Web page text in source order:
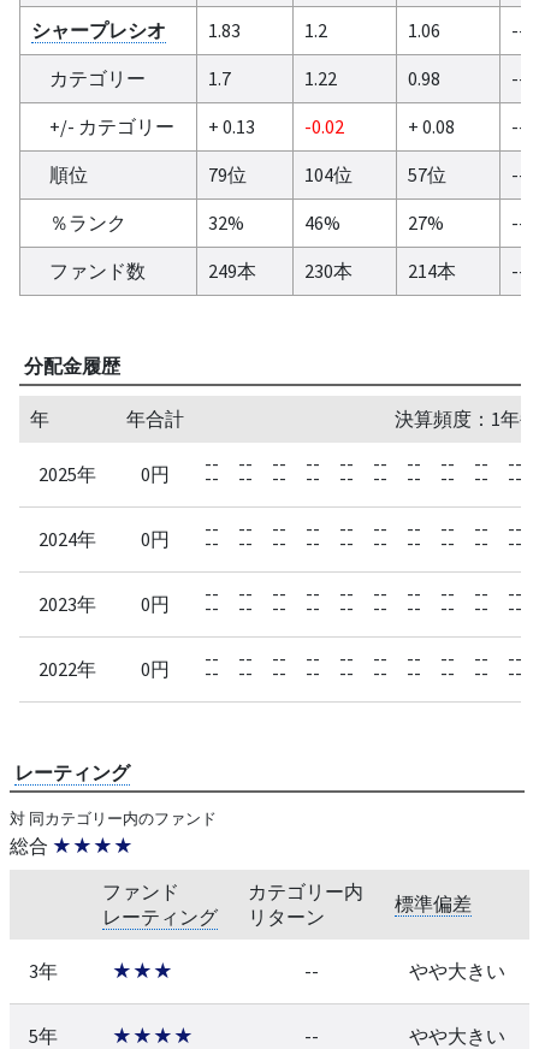
シャープレシオ 1.83 1.2 1.06
--
カテゴリー
1.7 1.22 0.98
--
+/- カテゴリー
+ 0.13 -0.02 + 0.08
--
順位
79位 104位 57位
--
％ランク
32% 46% 27%
--
ファンド数
249本 230本 214本 --
分配金履歴
年 年合計 決算頻度：1年
2025年 0円 --
--
--
--
--
--
--
--
--
--
--
--
--
--
--
--
--
--
--
--
2024年 0円 --
--
--
--
--
--
--
--
--
--
--
--
--
--
--
--
--
--
--
--
2023年 0円 --
--
--
--
--
--
--
--
--
--
--
--
--
--
--
--
--
--
--
--
2022年 0円 --
--
--
--
--
--
--
--
--
--
--
--
--
--
--
--
--
--
--
--
レーティング
対 同カテゴリー内のファンド
総合 ★★★★
ファンド
レーティング
カテゴリー内
リターン
標準偏差
3年 ★★★ -- やや大きい
5年 ★★★★ -- やや大きい